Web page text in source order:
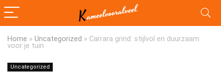
Home » Uncategorized » Carrara grind: stijlvol en duurzaam
voor je tuin
Uncategorized